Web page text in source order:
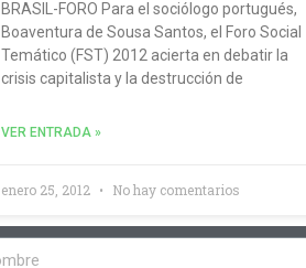
BRASIL-FORO Para el sociólogo portugués,
Boaventura de Sousa Santos, el Foro Social
Temático (FST) 2012 acierta en debatir la
crisis capitalista y la destrucción de
VER ENTRADA »
enero 25, 2012 No hay comentarios